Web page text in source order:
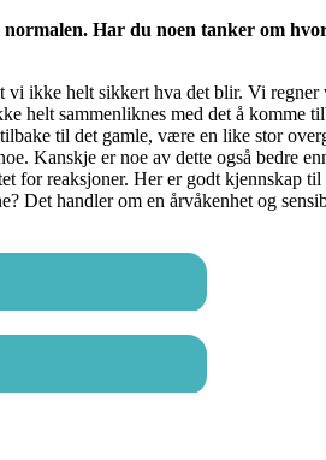
Har du noen tanker om
ikke helt sikkert hva det blir. Vi
helt sammenliknes med det å
til det gamle, være en like stor
Kanskje er noe av dette også bedre
reaksjoner. Her er godt kjennskap
Det handler om en årvåkenhet og